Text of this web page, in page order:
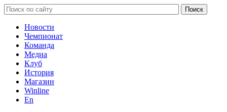
Новости
Чемпионат
Команда
Медиа
Клуб
История
Магазин
Winline
En